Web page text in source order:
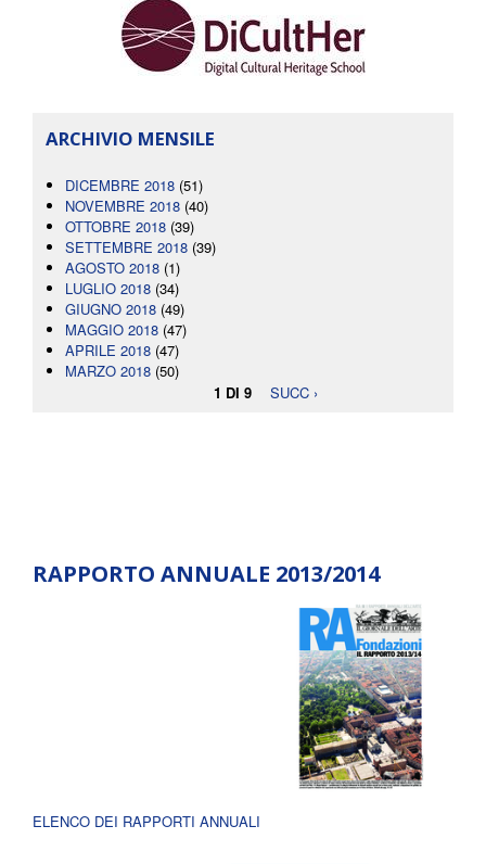
ARCHIVIO MENSILE
DICEMBRE 2018 (51)
NOVEMBRE 2018 (40)
OTTOBRE 2018 (39)
SETTEMBRE 2018 (39)
AGOSTO 2018 (1)
LUGLIO 2018 (34)
GIUGNO 2018 (49)
MAGGIO 2018 (47)
APRILE 2018 (47)
MARZO 2018 (50)
1 DI 9
SUCC ›
RAPPORTO ANNUALE 2013/2014
ELENCO DEI RAPPORTI ANNUALI